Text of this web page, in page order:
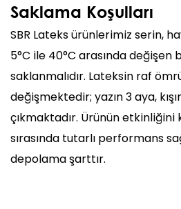
Saklama Koşulları
SBR Lateks ürünlerimiz serin,
5°C ile 40°C arasında
saklanmalıdır. Lateksin raf
değişmektedir; yazın 3 aya,
çıkmaktadır. Ürünün etkinliğini
sırasında tutarlı performans
depolama şarttır.